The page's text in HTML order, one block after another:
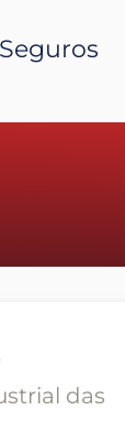
Seguros
das